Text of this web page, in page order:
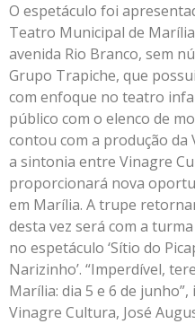
O espetáculo foi
Teatro Municipal de
avenida Rio Branco, sem
Grupo Trapiche, que
com enfoque no teatro
público com o elenco de
contou com a produção da
a sintonia entre Vinagre
proporcionará nova
em Marília. A trupe
desta vez será com a
no espetáculo ‘Sítio do
Narizinho’. “Imperdível,
Marília: dia 5 e 6 de
Vinagre Cultura, José